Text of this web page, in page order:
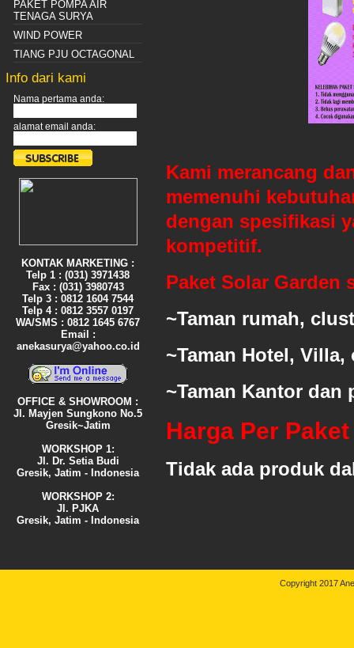
PAKET POMPA AIR
TENAGA SURYA
WIND POWER
TIANG PJU OCTAGONAL
Info dari kami
Nama pertama anda:
alamat email anda:
KONTAK MARKETING :
Telp 1 : (031) 3971438
Fax : (031) 3980743
Telp 3 : 0812 1604 7544
Telp 4 : 0812 3557 0197
WA/SMS : 0812 1645 6767
Email :
anekasurya@yahoo.co.id
OFFICE & SHOWROOM :
Jl. Mayjen Sungkono No.5
Gresik~Jatim
WORKSHOP 1:
Jl. Dr. Setia Budi
Gresik, Jatim - Indonesia
WORKSHOP 2:
Jl. PJKA
Gresik, Jatim - Indonesia
Kami merancang
memenuhi
dengan spesifikasi
kompetitif.
Paket Solar Garden
~Taman rumah,
~Taman Hotel,
~Taman Kantor dan
Harga Per
Tidak ada produk
Copyright 2017